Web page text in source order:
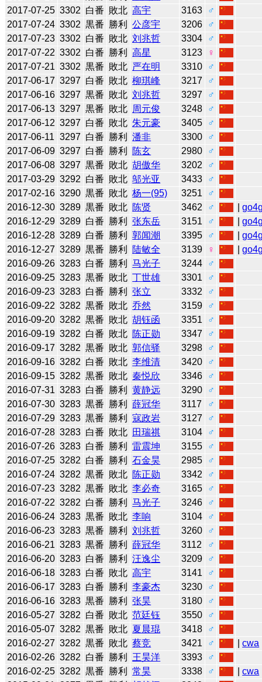
2017-07-25 3302 白番 敗北 高宇 3163
♂
2017-07-24 3302 黒番 勝利 公彦宇 3206
♂
2017-07-23 3302 白番 敗北 刘兆哲 3304
♂
2017-07-22 3302 白番 勝利 高星 3123
♀
2017-07-21 3302 黒番 敗北 严在明 3310
♂
2017-06-17 3297 白番 敗北 柳琪峰 3217
♂
2017-06-16 3297 黒番 敗北 刘兆哲 3297
♂
2017-06-13 3297 黒番 敗北 周元俊 3248
♂
2017-06-12 3297 白番 敗北 朱元豪 3405
♂
2017-06-11 3297 白番 勝利 潘非 3300
♂
2017-06-09 3297 白番 勝利 陈玄 2980
♂
2017-06-08 3297 黒番 敗北 胡傲华 3202
♂
2017-03-29 3292 白番 敗北 邬光亚 3433
♂
2017-02-16 3290 黒番 敗北 杨一(95) 3251
♂
2016-12-30 3289 黒番 敗北 陈贤 3462 ♂ |
2016-12-29 3289 白番 勝利 张东岳 3151 ♂ |
2016-12-28 3289 白番 勝利 郭闻潮 3395 ♂ |
2016-12-27 3289 黒番 勝利 陆敏全 3139 ♀ |
2016-09-26 3283 白番 勝利 马光子 3244
♂
2016-09-25 3283 黒番 敗北 丁世雄 3301
♂
2016-09-23 3283 白番 勝利 张立 3332
♂
2016-09-22 3282 黒番 敗北 乔然 3159
♂
2016-09-20 3282 黒番 敗北 胡钰函 3351
♂
2016-09-19 3282 白番 敗北 陈正勋 3347
♂
2016-09-17 3282 黒番 敗北 郭信驿 3298
♂
2016-09-16 3282 白番 敗北 李维清 3420
♂
2016-09-15 3282 黒番 敗北 秦悦欣 3346
♂
2016-07-31 3283 白番 勝利 黄静远 3290
♂
2016-07-30 3283 黒番 勝利 薛冠华 3117
♂
2016-07-29 3283 黒番 勝利 寇政岩 3127
♂
2016-07-28 3283 白番 敗北 田瑞祺 3104
♂
2016-07-26 3283 白番 勝利 雷震坤 3155
♂
2016-07-25 3282 白番 勝利 石金昊 2985
♂
2016-07-24 3282 黒番 敗北 陈正勋 3342
♂
2016-07-23 3282 黒番 敗北 李必奇 3165
♂
2016-07-22 3282 白番 勝利 马光子 3246
♂
2016-06-24 3283 黒番 敗北 李响 3104
♂
2016-06-23 3283 黒番 勝利 刘兆哲 3260
♂
2016-06-21 3283 黒番 勝利 薛冠华 3112
♂
2016-06-20 3283 白番 勝利 汪逸尘 3209
♂
2016-06-18 3283 白番 敗北 高宇 3141
♂
2016-06-17 3283 白番 勝利 李豪杰 3230
♂
2016-06-16 3283 黒番 勝利 张昊 3180
♂
2016-05-27 3282 白番 敗北 范廷钰 3550
♂
2016-05-07 3282 黒番 敗北 夏晨琨 3418
♂
2016-02-27 3282 黒番 敗北 蔡竞 3421 ♂ |cwa
2016-02-26 3282 白番 勝利 王昊洋 3393
♂
2016-02-25 3282 黒番 勝利 常昊 3338 ♂ |cwa